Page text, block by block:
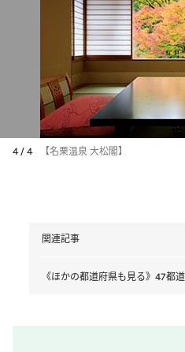
4 / 4 【名栗温泉 大松閣】
関連記事
《ほかの都道府県も見る》47都